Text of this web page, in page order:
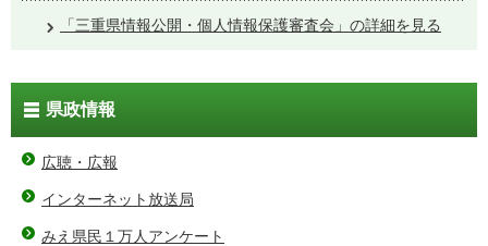
「三重県情報公開・個人情報保護審査会」の詳細を見る
県政情報
広聴・広報
インターネット放送局
みえ県民１万人アンケート